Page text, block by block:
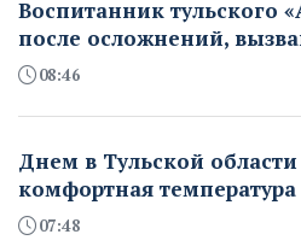
Воспитанник тульского
после осложнений,
08:46
Днем в Тульской
комфортная температура
07:48